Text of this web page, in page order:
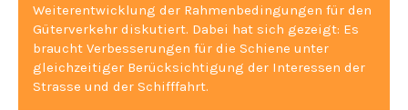
Weiterentwicklung der Rahmenbedingungen für den
Güterverkehr diskutiert. Dabei hat sich gezeigt: Es
braucht Verbesserungen für die Schiene unter
gleichzeitiger Berücksichtigung der Interessen der
Strasse und der Schifffahrt.